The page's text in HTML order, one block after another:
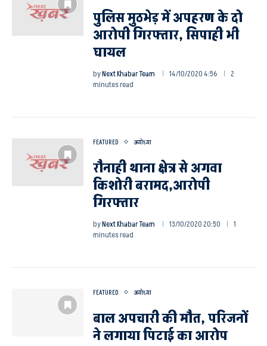
पुलिस मुठभेड़ में अपहरण के दो
आरोपी गिरफ्तार, सिपाही भी
घायल
byNext Khabar Team 14/10/2020 4:56
2
minutes read
FEATURED अयोध्या
रौनाही थाना क्षेत्र से अगवा
किशोरी बरामद,आरोपी
गिरफ्तार
byNext Khabar Team 13/10/2020 20:50
1
minutes read
FEATURED अयोध्या
बाल अपचारी की मौत, परिजनों
ने लगाया पिटाई का आरोप